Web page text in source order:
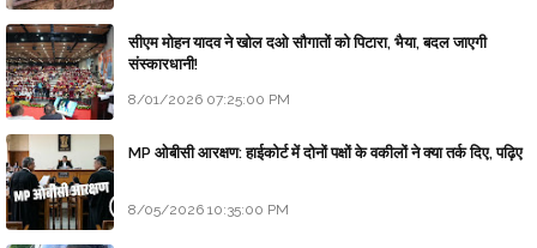
सीएम मोहन यादव ने खोल दओ सौगातों को पिटारा, भैया, बदल जाएगी
संस्कारधानी!
8/01/2026 07:25:00 PM
MP ओबीसी आरक्षण: हाईकोर्ट में दोनों पक्षों के वकीलों ने क्या तर्क दिए, पढ़िए
8/05/2026 10:35:00 PM